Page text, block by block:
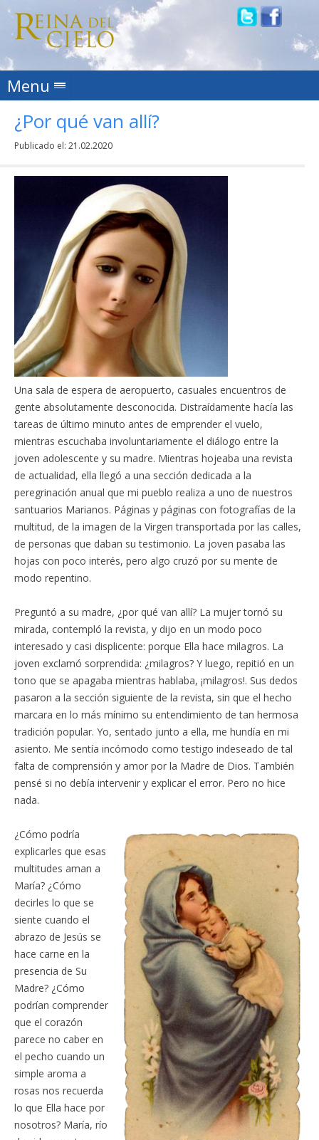
Menu Skip to content
¿Por qué van allí?
Publicado el: 21.02.2020
Una sala de espera de aeropuerto, casuales encuentros de
gente absolutamente desconocida. Distraídamente hacía las
tareas de último minuto antes de emprender el vuelo,
mientras escuchaba involuntariamente el diálogo entre la
joven adolescente y su madre. Mientras hojeaba una revista
de actualidad, ella llegó a una sección dedicada a la
peregrinación anual que mi pueblo realiza a uno de nuestros
santuarios Marianos. Páginas y páginas con fotografías de la
multitud, de la imagen de la Virgen transportada por las calles,
de personas que daban su testimonio. La joven pasaba las
hojas con poco interés, pero algo cruzó por su mente de
modo repentino.
Preguntó a su madre, ¿por qué van allí? La mujer tornó su
mirada, contempló la revista, y dijo en un modo poco
interesado y casi displicente: porque Ella hace milagros. La
joven exclamó sorprendida: ¿milagros? Y luego, repitió en un
tono que se apagaba mientras hablaba, ¡milagros!. Sus dedos
pasaron a la sección siguiente de la revista, sin que el hecho
marcara en lo más mínimo su entendimiento de tan hermosa
tradición popular. Yo, sentado junto a ella, me hundía en mi
asiento. Me sentía incómodo como testigo indeseado de tal
falta de comprensión y amor por la Madre de Dios. También
pensé si no debía intervenir y explicar el error. Pero no hice
nada.
¿Cómo podría
explicarles que esas
multitudes aman a
María? ¿Cómo
decirles lo que se
siente cuando el
abrazo de Jesús se
hace carne en la
presencia de Su
Madre? ¿Cómo
podrían comprender
que el corazón
parece no caber en
el pecho cuando un
simple aroma a
rosas nos recuerda
lo que Ella hace por
nosotros? María, río